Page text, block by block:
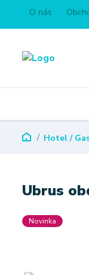
O nás
Hotel /
Ubrus
Novinka